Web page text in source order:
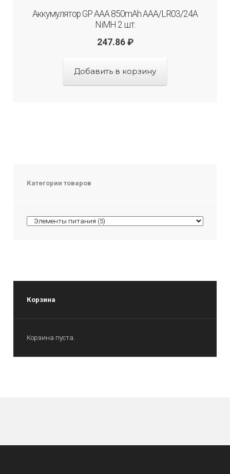
Аккумулятор GP AAA 850mAh AAA/LR03/24A
NiMH 2 шт.
247.86 ₽
Добавить в корзину
Категории товаров
Корзина
Корзина пуста.